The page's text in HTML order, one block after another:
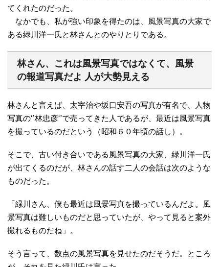
てくれたのだった。
なかでも、私が強い印象を得たのは、風景写真の大家で
ある緑川洋一氏と林さんとのやりとりである。
林さん、これは風景写真ではなくて、風景
の報道写真だよ 人が大勢見える
林さんと言えば、太宰治や坂口安吾の写真が有名で、人物
写真の‘’林忠彦‘’で売ってきた人であるが、最近は風景写真
を撮っているのだという（昭和６０年頃の話し）。
そこで、古い付き合いである風景写真の大家、緑川洋一氏
が出てくるのだが、林さんの話す二人の会話は次のような
ものだった。
「緑川さん、僕も最近は風景写真を撮っているんだよ。風
景写真は難しいものだと思っていたが、やって見ると案外
撮れるものだね」。
そう言って、数点の風景写真を見せたのだそうだ。ところ